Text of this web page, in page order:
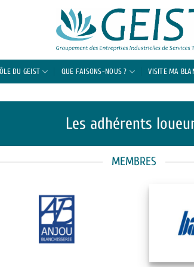
DU GEIST QUE FAISONS-NOUS ? VISITE MA
Les adhérents
MEMBRES